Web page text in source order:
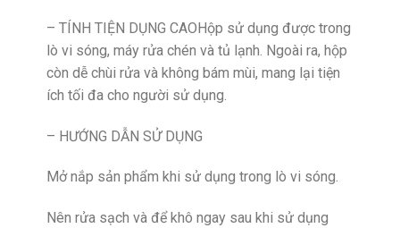
– TÍNH TIỆN DỤNG CAOHộp sử dụng được trong
lò vi sóng, máy rửa chén và tủ lạnh. Ngoài ra, hộp
còn dễ chùi rửa và không bám mùi, mang lại tiện
ích tối đa cho người sử dụng.
– HƯỚNG DẪN SỬ DỤNG
Mở nắp sản phẩm khi sử dụng trong lò vi sóng.
Nên rửa sạch và để khô ngay sau khi sử dụng